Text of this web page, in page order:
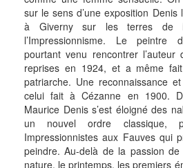
sur le sens d’une exposition
à Giverny sur les terres de
l’Impressionnisme. Le peintre
pourtant venu rencontrer
reprises en 1924, et a même
patriarche. Une reconnaissance
celui fait à Cézanne en 1900.
Maurice Denis s’est éloigné des
un nouvel ordre classique,
Impressionnistes aux Fauves qui
peindre. Au-delà de la passion
nature, le printemps, les premiers